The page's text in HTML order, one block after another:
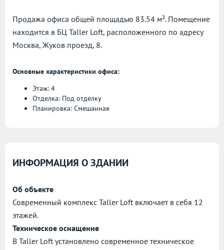
Продажа офиса общей площадью 83.54 м². Помещение
находится в БЦ Taller Loft, расположенного по адресу
Москва, Жуков проезд, 8.
Основные характеристики офиса:
Этаж: 4
Отделка: Под отделку
Планировка: Смешанная
ИНФОРМАЦИЯ О ЗДАНИИ
Об объекте
Современный комплекс Taller Loft включает в себя 12
этажей.
Техническое оснащение
В Taller Loft установлено современное техническое